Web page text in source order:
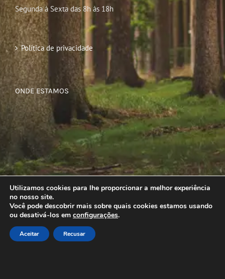
Segunda à Sexta das 8h às 18h
Política de privacidade
ONDE ESTAMOS
Utilizamos cookies para lhe proporcionar a melhor experiência
no nosso site.
Você pode descobrir mais sobre quais cookies estamos usando
ou desativá-los em configurações.
Aceitar Recusar